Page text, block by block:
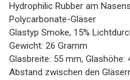
Hydrophilic Rubber am
Polycarbonate-Gläser
Glastyp Smoke, 15%
Gewicht: 26 Gramm
Glasbreite: 55 mm, Glashöhe:
Abstand zwischen den